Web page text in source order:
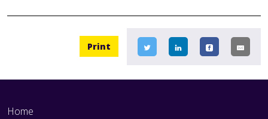
Print
Home